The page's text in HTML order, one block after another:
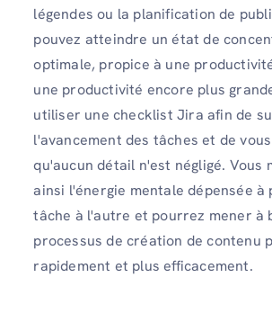
légendes ou la planification de
pouvez atteindre un état de
optimale, propice à une
une productivité encore plus
utiliser une checklist Jira afin de
l'avancement des tâches et de
qu'aucun détail n'est négligé. Vous
ainsi l'énergie mentale dépensée à
tâche à l'autre et pourrez mener à
processus de création de contenu
rapidement et plus efficacement.